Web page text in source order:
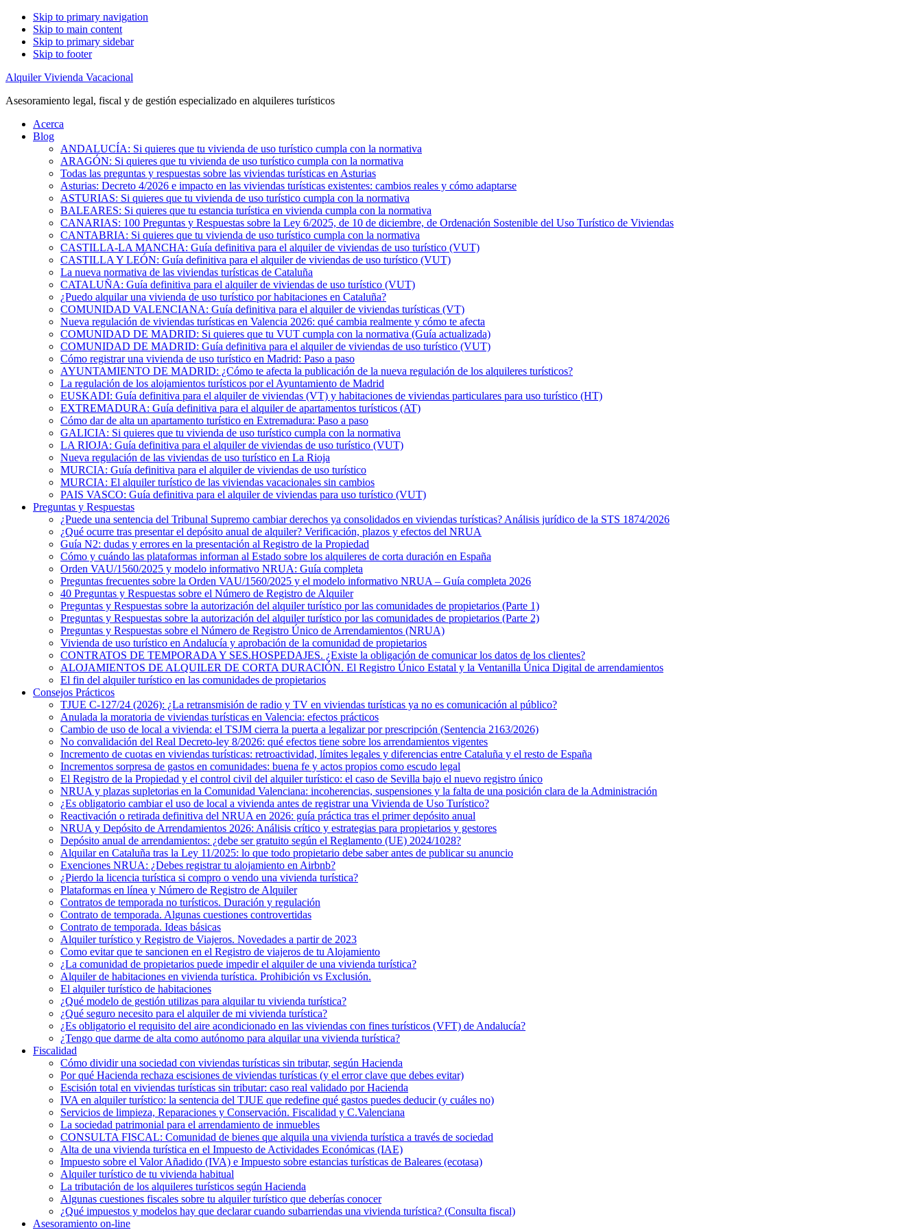
Skip to primary navigation
Skip to main content
Skip to primary sidebar
Skip to footer
Alquiler Vivienda Vacacional
Asesoramiento legal, fiscal y de gestión especializado en alquileres turísticos
Acerca
Blog
ANDALUCÍA: Si quieres que tu vivienda de uso turístico cumpla con la normativa
ARAGÓN: Si quieres que tu vivienda de uso turístico cumpla con la normativa
Todas las preguntas y respuestas sobre las viviendas turísticas en Asturias
Asturias: Decreto 4/2026 e impacto en las viviendas turísticas existentes: cambios reales y cómo adaptarse
ASTURIAS: Si quieres que tu vivienda de uso turístico cumpla con la normativa
BALEARES: Si quieres que tu estancia turística en vivienda cumpla con la normativa
CANARIAS: 100 Preguntas y Respuestas sobre la Ley 6/2025, de 10 de diciembre, de Ordenación Sostenible del Uso Turístico de Viviendas
CANTABRIA: Si quieres que tu vivienda de uso turístico cumpla con la normativa
CASTILLA-LA MANCHA: Guía definitiva para el alquiler de viviendas de uso turístico (VUT)
CASTILLA Y LEÓN: Guía definitiva para el alquiler de viviendas de uso turístico (VUT)
La nueva normativa de las viviendas turísticas de Cataluña
CATALUÑA: Guía definitiva para el alquiler de viviendas de uso turístico (VUT)
¿Puedo alquilar una vivienda de uso turístico por habitaciones en Cataluña?
COMUNIDAD VALENCIANA: Guía definitiva para el alquiler de viviendas turísticas (VT)
Nueva regulación de viviendas turísticas en Valencia 2026: qué cambia realmente y cómo te afecta
COMUNIDAD DE MADRID: Si quieres que tu VUT cumpla con la normativa (Guía actualizada)
COMUNIDAD DE MADRID: Guía definitiva para el alquiler de viviendas de uso turístico (VUT)
Cómo registrar una vivienda de uso turístico en Madrid: Paso a paso
AYUNTAMIENTO DE MADRID: ¿Cómo te afecta la publicación de la nueva regulación de los alquileres turísticos?
La regulación de los alojamientos turísticos por el Ayuntamiento de Madrid
EUSKADI: Guía definitiva para el alquiler de viviendas (VT) y habitaciones de viviendas particulares para uso turístico (HT)
EXTREMADURA: Guía definitiva para el alquiler de apartamentos turísticos (AT)
Cómo dar de alta un apartamento turístico en Extremadura: Paso a paso
GALICIA: Si quieres que tu vivienda de uso turístico cumpla con la normativa
LA RIOJA: Guía definitiva para el alquiler de viviendas de uso turístico (VUT)
Nueva regulación de las viviendas de uso turístico en La Rioja
MURCIA: Guía definitiva para el alquiler de viviendas de uso turístico
MURCIA: El alquiler turístico de las viviendas vacacionales sin cambios
PAIS VASCO: Guía definitiva para el alquiler de viviendas para uso turístico (VUT)
Preguntas y Respuestas
¿Puede una sentencia del Tribunal Supremo cambiar derechos ya consolidados en viviendas turísticas? Análisis jurídico de la STS 1874/2026
¿Qué ocurre tras presentar el depósito anual de alquiler? Verificación, plazos y efectos del NRUA
Guía N2: dudas y errores en la presentación al Registro de la Propiedad
Cómo y cuándo las plataformas informan al Estado sobre los alquileres de corta duración en España
Orden VAU/1560/2025 y modelo informativo NRUA: Guía completa
Preguntas frecuentes sobre la Orden VAU/1560/2025 y el modelo informativo NRUA – Guía completa 2026
40 Preguntas y Respuestas sobre el Número de Registro de Alquiler
Preguntas y Respuestas sobre la autorización del alquiler turístico por las comunidades de propietarios (Parte 1)
Preguntas y Respuestas sobre la autorización del alquiler turístico por las comunidades de propietarios (Parte 2)
Preguntas y Respuestas sobre el Número de Registro Único de Arrendamientos (NRUA)
Vivienda de uso turístico en Andalucía y aprobación de la comunidad de propietarios
CONTRATOS DE TEMPORADA Y SES.HOSPEDAJES. ¿Existe la obligación de comunicar los datos de los clientes?
ALOJAMIENTOS DE ALQUILER DE CORTA DURACIÓN. El Registro Único Estatal y la Ventanilla Única Digital de arrendamientos
El fin del alquiler turístico en las comunidades de propietarios
Consejos Prácticos
TJUE C-127/24 (2026): ¿La retransmisión de radio y TV en viviendas turísticas ya no es comunicación al público?
Anulada la moratoria de viviendas turísticas en Valencia: efectos prácticos
Cambio de uso de local a vivienda: el TSJM cierra la puerta a legalizar por prescripción (Sentencia 2163/2026)
No convalidación del Real Decreto-ley 8/2026: qué efectos tiene sobre los arrendamientos vigentes
Incremento de cuotas en viviendas turísticas: retroactividad, límites legales y diferencias entre Cataluña y el resto de España
Incrementos sorpresa de gastos en comunidades: buena fe y actos propios como escudo legal
El Registro de la Propiedad y el control civil del alquiler turístico: el caso de Sevilla bajo el nuevo registro único
NRUA y plazas supletorias en la Comunidad Valenciana: incoherencias, suspensiones y la falta de una posición clara de la Administración
¿Es obligatorio cambiar el uso de local a vivienda antes de registrar una Vivienda de Uso Turístico?
Reactivación o retirada definitiva del NRUA en 2026: guía práctica tras el primer depósito anual
NRUA y Depósito de Arrendamientos 2026: Análisis crítico y estrategias para propietarios y gestores
Depósito anual de arrendamientos: ¿debe ser gratuito según el Reglamento (UE) 2024/1028?
Alquilar en Cataluña tras la Ley 11/2025: lo que todo propietario debe saber antes de publicar su anuncio
Exenciones NRUA: ¿Debes registrar tu alojamiento en Airbnb?
¿Pierdo la licencia turística si compro o vendo una vivienda turística?
Plataformas en línea y Número de Registro de Alquiler
Contratos de temporada no turísticos. Duración y regulación
Contrato de temporada. Algunas cuestiones controvertidas
Contrato de temporada. Ideas básicas
Alquiler turístico y Registro de Viajeros. Novedades a partir de 2023
Como evitar que te sancionen en el Registro de viajeros de tu Alojamiento
¿La comunidad de propietarios puede impedir el alquiler de una vivienda turística?
Alquiler de habitaciones en vivienda turística. Prohibición vs Exclusión.
El alquiler turístico de habitaciones
¿Qué modelo de gestión utilizas para alquilar tu vivienda turística?
¿Qué seguro necesito para el alquiler de mi vivienda turística?
¿Es obligatorio el requisito del aire acondicionado en las viviendas con fines turísticos (VFT) de Andalucía?
¿Tengo que darme de alta como autónomo para alquilar una vivienda turística?
Fiscalidad
Cómo dividir una sociedad con viviendas turísticas sin tributar, según Hacienda
Por qué Hacienda rechaza escisiones de viviendas turísticas (y el error clave que debes evitar)
Escisión total en viviendas turísticas sin tributar: caso real validado por Hacienda
IVA en alquiler turístico: la sentencia del TJUE que redefine qué gastos puedes deducir (y cuáles no)
Servicios de limpieza, Reparaciones y Conservación. Fiscalidad y C.Valenciana
La sociedad patrimonial para el arrendamiento de inmuebles
CONSULTA FISCAL: Comunidad de bienes que alquila una vivienda turística a través de sociedad
Alta de una vivienda turística en el Impuesto de Actividades Económicas (IAE)
Impuesto sobre el Valor Añadido (IVA) e Impuesto sobre estancias turísticas de Baleares (ecotasa)
Alquiler turístico de tu vivienda habitual
La tributación de los alquileres turísticos según Hacienda
Algunas cuestiones fiscales sobre tu alquiler turístico que deberías conocer
¿Qué impuestos y modelos hay que declarar cuando subarriendas una vivienda turística? (Consulta fiscal)
Asesoramiento on-line